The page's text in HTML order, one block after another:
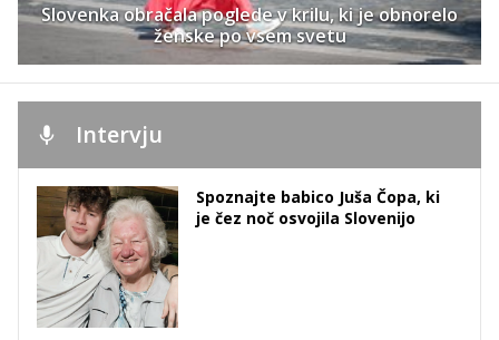
Slovenka obračala poglede v krilu, ki je obnorelo
ženske po vsem svetu
Intervju
Spoznajte babico Juša Čopa, ki
je čez noč osvojila Slovenijo